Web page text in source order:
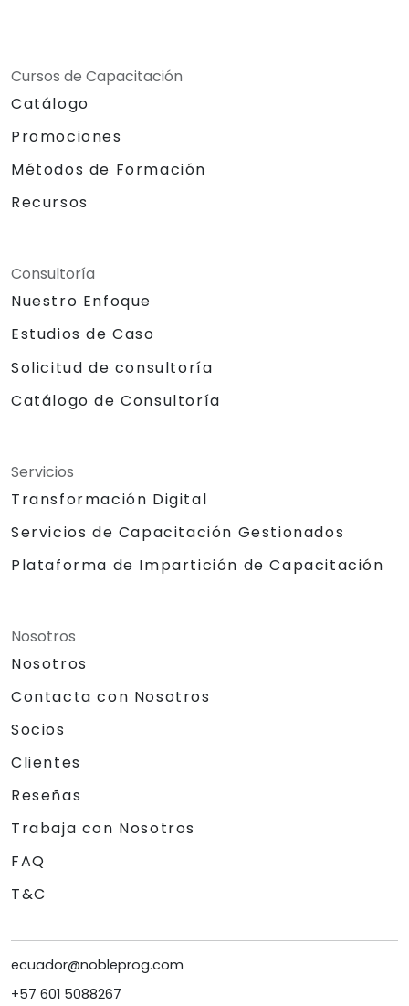
Cursos de Capacitación
Catálogo
Promociones
Métodos de Formación
Recursos
Consultoría
Nuestro Enfoque
Estudios de Caso
Solicitud de consultoría
Catálogo de Consultoría
Servicios
Transformación Digital
Servicios de Capacitación Gestionados
Plataforma de Impartición de Capacitación
Nosotros
Nosotros
Contacta con Nosotros
Socios
Clientes
Reseñas
Trabaja con Nosotros
FAQ
T&C
ecuador@nobleprog.com
+57 601 5088267